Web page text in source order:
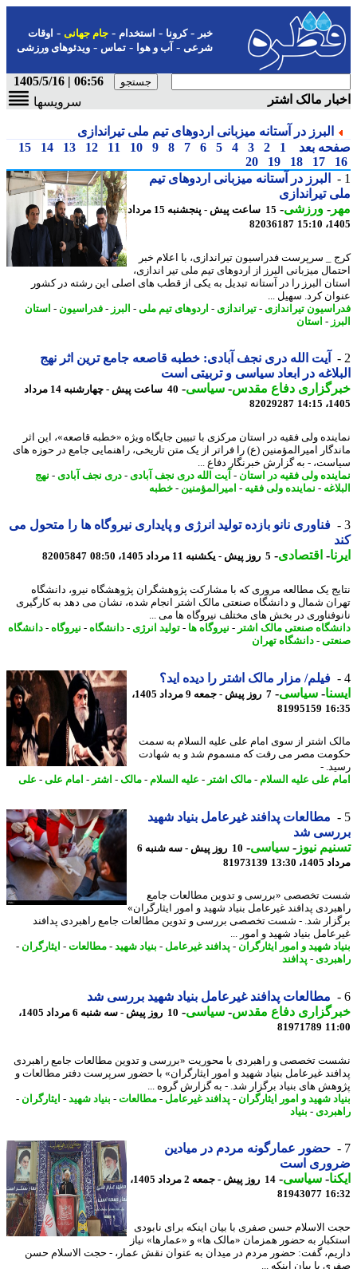
-کرونا-استخدام- جام جهانی-اوقات
شرعی-آب و هوا-تماس-ویدئوهای ورزشی
06:56 | 1405/5/16
مالک اشتر
سرویسها
البرز در آستانه میزبانی اردوهای تیم ملی تیراندازی
بعد
1
2
3
4
5
6
7
8
9
10
11
12
13
14
15
17
18
19
20
البرز در آستانه میزبانی اردوهای تیم
تیراندازی
-ورزشی-
15 ساعت پیش - پنجشنبه 15 مرداد
82036187
_ سرپرست فدراسیون تیراندازی، با اعلام خبر
میزبانی البرز از اردوهای تیم ملی تیر اندازی،
البرز را در آستانه تبدیل به یکی از قطب های اصلی این رشته در کشور
کرد. سهیل ...
تیراندازی- تیراندازی- اردوهای تیم ملی -البرز -فدراسیون-استان
-استان
آیت الله دری نجف آبادی: خطبه قاصعه جامع ترین اثر نهج
در ابعاد سیاسی و تربیتی است
دفاع مقدس-سیاسی-
40 ساعت پیش - چهارشنبه 14 مرداد
82029287
ولی فقیه در استان مرکزی با تبیین جایگاه ویژه «خطبه قاصعه»، این اثر
امیرالمؤمنین (ع) را فراتر از یک متن تاریخی، راهنمایی جامع در حوزه های
- به گزارش خبرنگار دفاع ...
ولی فقیه در استان-آیت الله دری نجف آبادی -دری نجف آبادی -نهج
-نماینده ولی فقیه -امیرالمؤمنین-خطبه
فناوری نانو بازده تولید انرژی و پایداری نیروگاه ها را متحول می
-اقتصادی-5 روز پیش - یکشنبه 11 مرداد 1405، 08:50 82005847
یک مطالعه مروری که با مشارکت پژوهشگران پژوهشگاه نیرو، دانشگاه
شمال و دانشگاه صنعتی مالک اشتر انجام شده، نشان می دهد به کارگیری
در بخش های مختلف نیروگاه ها می ...
صنعتی مالک اشتر -نیروگاه ها- تولید انرژی-دانشگاه-نیروگاه -دانشگاه
-دانشگاه تهران
فیلم/ مزار مالک اشتر را دیده اید؟
-سیاسی-
7 روز پیش - جمعه 9 مرداد 1405،
81995159
اشتر از سوی امام علی علیه السلام به سمت
مصر می رفت که مسموم شد و به شهادت
-
علی علیه السلام-مالک اشتر -علیه السلام-مالک-اشتر -امام علی -علی
مطالعات پدافند غیرعامل بنیاد شهید
شد
نیوز-سیاسی-
10 روز پیش - سه شنبه 6
13:30
81973139
تخصصی «بررسی و تدوین مطالعات جامع
پدافند غیرعامل بنیاد شهید و امور ایثارگران»
شد. - شست تخصصی بررسی و تدوین مطالعات جامع راهبردی پدافند
بنیاد شهید و امور ...
شهید و امور ایثارگران- پدافند غیرعامل-بنیاد شهید-مطالعات-ایثارگران-
-پدافند
مطالعات پدافند غیرعامل بنیاد شهید بررسی شد
دفاع مقدس-سیاسی-
10 روز پیش - سه شنبه 6 مرداد 1405،
81971789
تخصصی و راهبردی با محوریت «بررسی و تدوین مطالعات جامع راهبردی
غیرعامل بنیاد شهید و امور ایثارگران» با حضور سرپرست دفتر مطالعات و
های بنیاد برگزار شد. - به گزارش گروه ...
شهید و امور ایثارگران- پدافند غیرعامل-مطالعات-بنیاد شهید-ایثارگران-
-بنیاد
حضور عمارگونه مردم در میادین
است
-سیاسی-
14 روز پیش - جمعه 2 مرداد 1405،
81943077
الاسلام حسن صفری با بیان اینکه برای نابودی
به حضور همزمان «مالک ها» و «عمارها» نیاز
گفت: حضور مردم در میدان به عنوان نقش عمار، - حجت الاسلام حسن
با بیان اینکه ...